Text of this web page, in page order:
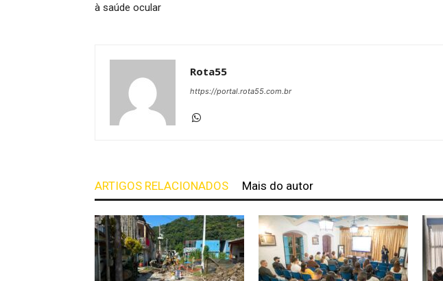
à saúde ocular
Rota55
https://portal.rota55.com.br
ARTIGOS RELACIONADOS Mais do autor